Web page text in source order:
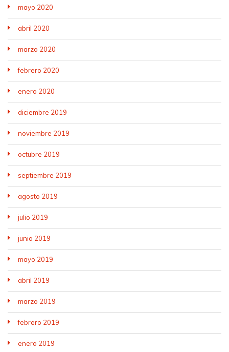
mayo 2020
abril 2020
marzo 2020
febrero 2020
enero 2020
diciembre 2019
noviembre 2019
octubre 2019
septiembre 2019
agosto 2019
julio 2019
junio 2019
mayo 2019
abril 2019
marzo 2019
febrero 2019
enero 2019